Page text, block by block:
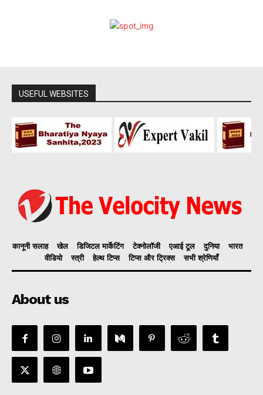
USEFUL WEBSITES
कानूनी सलाह खेल डिजिटल मार्केटिंग टेक्नोलॉजी एआई टूल दुनिया
भारत
वीडियो
स्त्री हेल्थ टिप्स टिप्स और ट्रिक्स सभी श्रेणियाँ
About us